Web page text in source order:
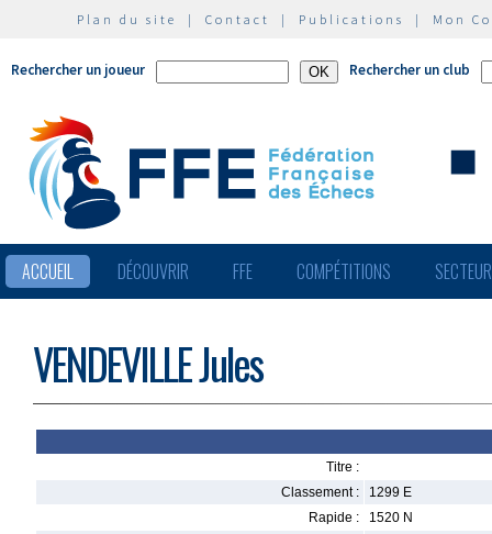
Plan du site | Contact | Publications | Mon
Rechercher un joueur Rechercher un club
ACCUEIL DÉCOUVRIR FFE COMPÉTITIONS
VENDEVILLE Jules
Titre :
Classement :
1299 E
Rapide :
1520 N